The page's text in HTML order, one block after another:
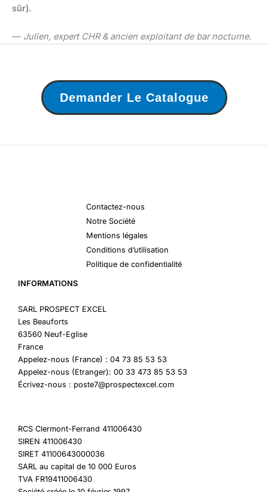
sûr).
— Julien, expert CHR & ancien exploitant de bar nocturne.
Demander Le Catalogue
Contactez-nous
Notre Société
Mentions légales
Conditions d’utilisation
Politique de confidentialité
INFORMATIONS
SARL PROSPECT EXCEL
Les Beauforts
63560 Neuf-Eglise
France
Appelez-nous (France) : 04 73 85 53 53
Appelez-nous (Etranger): 00 33 473 85 53 53
Écrivez-nous : poste7@prospectexcel.com
RCS Clermont-Ferrand 411006430
SIREN 411006430
SIRET 41100643000036
SARL au capital de 10 000 Euros
TVA FR19411006430